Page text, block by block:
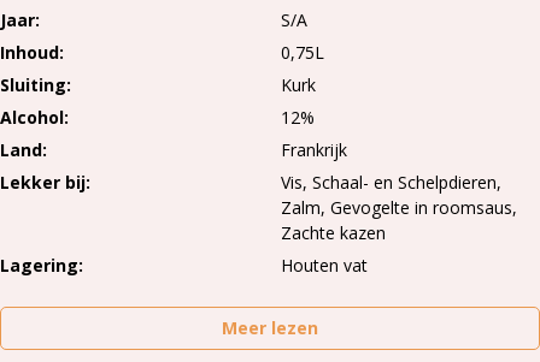
Jaar
S/A
Inhoud
0,75L
Sluiting
Kurk
Alcohol
12%
Land
Frankrijk
Lekker bij
Vis, Schaal- en Schelpdieren,
Zalm, Gevogelte in roomsaus,
Zachte kazen
Lagering
Houten vat
Meer lezen